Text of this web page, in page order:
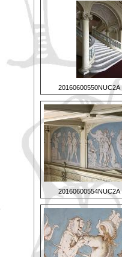
20160600550NUC2A
20160600554NUC2A